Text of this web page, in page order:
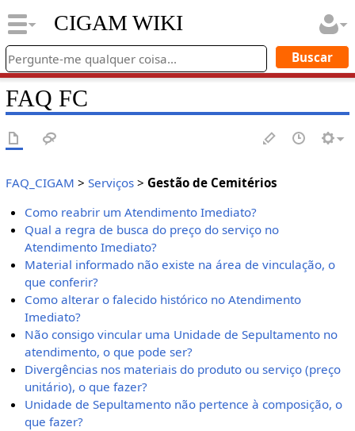
CIGAM WIKI
FAQ FC
FAQ_CIGAM > Serviços> Gestão de Cemitérios
Como reabrir um Atendimento Imediato?
Qual a regra de busca do preço do serviço no
Atendimento Imediato?
Material informado não existe na área de vinculação, o
que conferir?
Como alterar o falecido histórico no Atendimento
Imediato?
Não consigo vincular uma Unidade de Sepultamento no
atendimento, o que pode ser?
Divergências nos materiais do produto ou serviço (preço
unitário), o que fazer?
Unidade de Sepultamento não pertence à composição, o
que fazer?